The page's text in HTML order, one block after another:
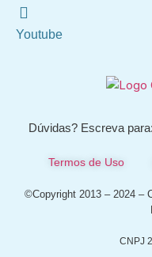
Youtube
Dúvidas? Escreva
Termos de Uso
©Copyright 2013 – 2024 –
CNPJ